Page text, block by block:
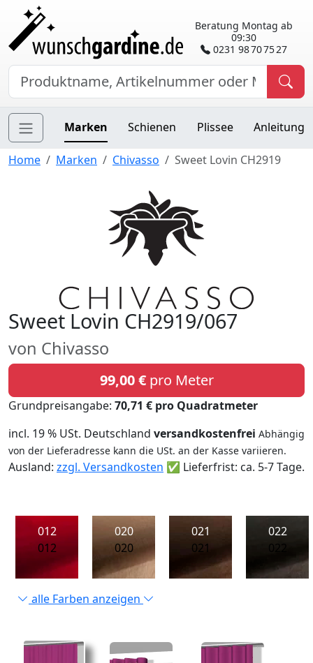
Beratung Montag ab
09:30
0231 98 70 75 27
Marken Schienen Plissee Anleitung
Home Marken Chivasso Sweet Lovin CH2919
Sweet Lovin CH2919/067
von Chivasso
99,00 €pro Meter
Grundpreisangabe: 70,71 € pro Quadratmeter
incl. 19 % USt. Deutschland versandkostenfrei Abhängig
von der Lieferadresse kann die USt. an der Kasse variieren.
Ausland: zzgl. Versandkosten ✅ Lieferfrist: ca. 5-7 Tage.
012
012
020
020
021
021
022
022
alle Farben anzeigen